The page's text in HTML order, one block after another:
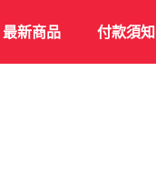
最新商品 付款須知